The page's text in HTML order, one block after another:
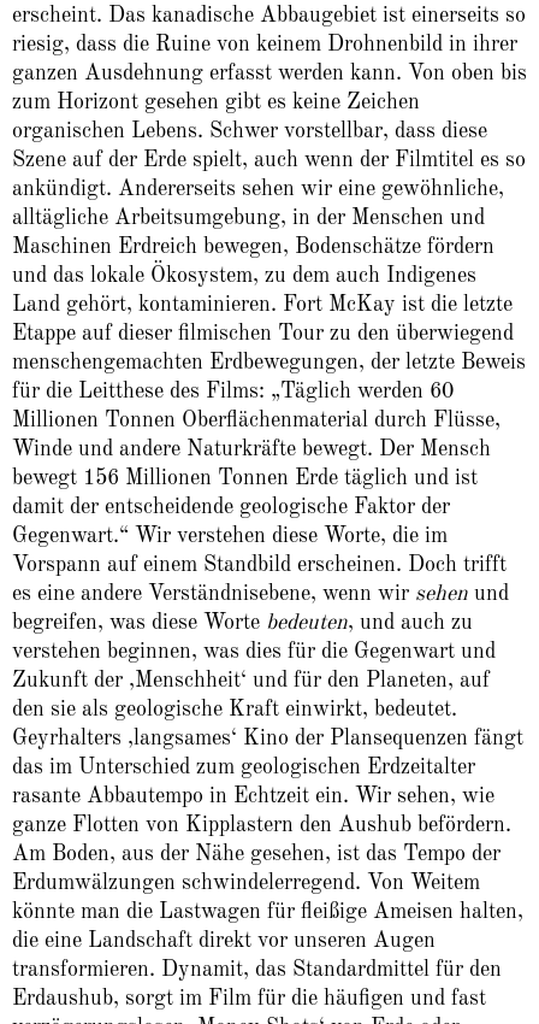
erscheint. Das kanadische Abbaugebiet ist einerseits so
riesig, dass die Ruine von keinem Drohnenbild in ihrer
ganzen Ausdehnung erfasst werden kann. Von oben bis
zum Horizont gesehen gibt es keine Zeichen
organischen Lebens. Schwer vorstellbar, dass diese
Szene auf der Erde spielt, auch wenn der Filmtitel es so
ankündigt. Andererseits sehen wir eine gewöhnliche,
alltägliche Arbeitsumgebung, in der Menschen und
Maschinen Erdreich bewegen, Bodenschätze fördern
und das lokale Ökosystem, zu dem auch Indigenes
Land gehört, kontaminieren. Fort McKay ist die letzte
Etappe auf dieser filmischen Tour zu den überwiegend
menschengemachten Erdbewegungen, der letzte Beweis
für die Leitthese des Films: „Täglich werden 60
Millionen Tonnen Oberflächenmaterial durch Flüsse,
Winde und andere Naturkräfte bewegt. Der Mensch
bewegt 156 Millionen Tonnen Erde täglich und ist
damit der entscheidende geologische Faktor der
Gegenwart.“ Wir verstehen diese Worte, die im
Vorspann auf einem Standbild erscheinen. Doch trifft
es eine andere Verständnisebene, wenn wir sehen und
begreifen, was diese Worte bedeuten, und auch zu
verstehen beginnen, was dies für die Gegenwart und
Zukunft der ‚Menschheit‘ und für den Planeten, auf
den sie als geologische Kraft einwirkt, bedeutet.
Geyrhalters ‚langsames‘ Kino der Plansequenzen fängt
das im Unterschied zum geologischen Erdzeitalter
rasante Abbautempo in Echtzeit ein. Wir sehen, wie
ganze Flotten von Kipplastern den Aushub befördern.
Am Boden, aus der Nähe gesehen, ist das Tempo der
Erdumwälzungen schwindelerregend. Von Weitem
könnte man die Lastwagen für fleißige Ameisen halten,
die eine Landschaft direkt vor unseren Augen
transformieren. Dynamit, das Standardmittel für den
Erdaushub, sorgt im Film für die häufigen und fast